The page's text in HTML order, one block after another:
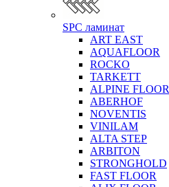
SPC ламинат
ART EAST
AQUAFLOOR
ROCKO
TARKETT
ALPINE FLOOR
ABERHOF
NOVENTIS
VINILAM
ALTA STEP
ARBITON
STRONGHOLD
FAST FLOOR